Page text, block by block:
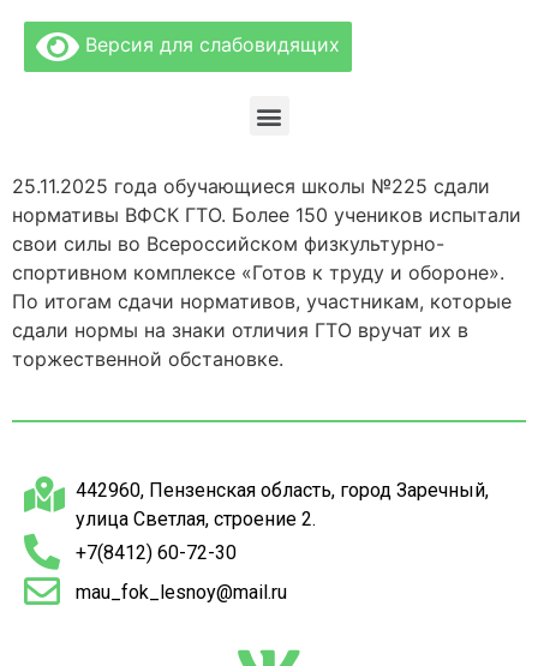
Версия для слабовидящих
25.11.2025 года обучающиеся школы №225 сдали
нормативы ВФСК ГТО. Более 150 учеников испытали
свои силы во Всероссийском физкультурно-
спортивном комплексе «Готов к труду и обороне».
По итогам сдачи нормативов, участникам, которые
сдали нормы на знаки отличия ГТО вручат их в
торжественной обстановке.
442960, Пензенская область, город Заречный,
улица Светлая, строение 2.
+7(8412) 60-72-30
mau_fok_lesnoy@mail.ru